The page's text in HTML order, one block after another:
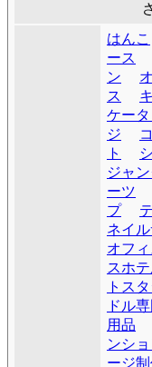
はんこ
ース
ン
ス
ケー
ジ
ト
ジャ
ーツ
プ
ネイ
オフ
スホ
トス
ドル
用品
ンシ
ージ